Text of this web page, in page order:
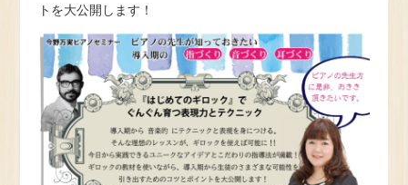
トを大公開します！